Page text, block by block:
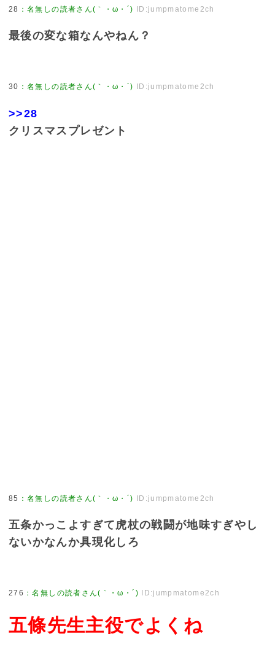
28 ：名無しの読者さん(｀・ω・´) ID:jumpmatome2ch
最後の変な箱なんやねん？
30 ：名無しの読者さん(｀・ω・´) ID:jumpmatome2ch
>>28
クリスマスプレゼント
85 ：名無しの読者さん(｀・ω・´) ID:jumpmatome2ch
五条かっこよすぎて虎杖の戦闘が地味すぎやし
ないかなんか具現化しろ
276 ：名無しの読者さん(｀・ω・´) ID:jumpmatome2ch
五條先生主役でよくね